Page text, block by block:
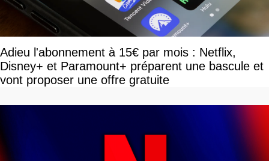
Adieu l'abonnement à 15€ par mois : Netflix,
Disney+ et Paramount+ préparent une bascule et
vont proposer une offre gratuite